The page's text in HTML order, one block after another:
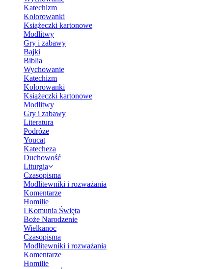
Katechizm
Kolorowanki
Książeczki kartonowe
Modlitwy
Gry i zabawy
Bajki
Biblia
Wychowanie
Katechizm
Kolorowanki
Książeczki kartonowe
Modlitwy
Gry i zabawy
Literatura
Podróże
Youcat
Katecheza
Duchowość
Liturgia
Czasopisma
Modlitewniki i rozważania
Komentarze
Homilie
I Komunia Święta
Boże Narodzenie
Wielkanoc
Czasopisma
Modlitewniki i rozważania
Komentarze
Homilie